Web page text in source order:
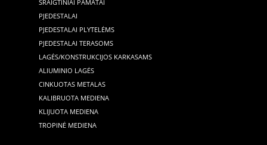
SRAIGTINIAI PAMATAI
PJEDESTALAI
PJEDESTALAI PLYTELĖMS
PJEDESTALAI TERASOMS
LAGĖS/KONSTRUKCIJOS KARKASAMS
ALIUMINIO LAGĖS
CINKUOTAS METALAS
KALIBRUOTA MEDIENA
KLIJUOTA MEDIENA
TROPINĖ MEDIENA